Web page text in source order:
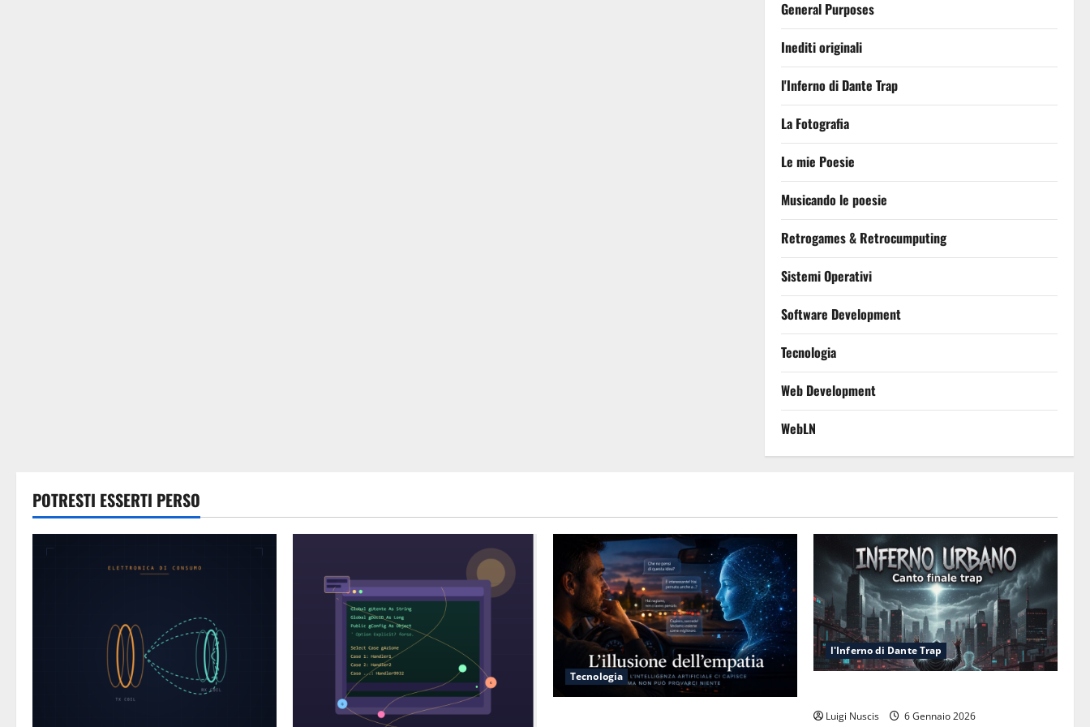
General Purposes
Inediti originali
l'Inferno di Dante Trap
La Fotografia
Le mie Poesie
Musicando le poesie
Retrogames & Retrocumputing
Sistemi Operativi
Software Development
Tecnologia
Web Development
WebLN
POTRESTI ESSERTI PERSO
Tecnologia
l'Inferno di Dante Trap
Luigi Nuscis 6 Gennaio 2026